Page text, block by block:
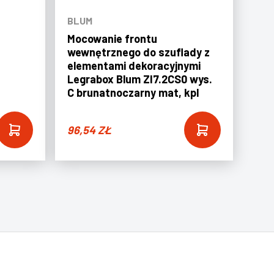
BLUM
Mocowanie frontu
wewnętrznego do szuflady z
elementami dekoracyjnymi
Legrabox Blum ZI7.2CS0 wys.
C brunatnoczarny mat, kpl
96,54ZŁ